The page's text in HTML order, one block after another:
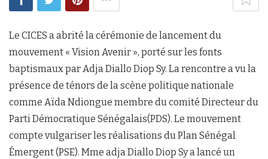
Le CICES a abrité la cérémonie de lancement du
mouvement « Vision Avenir », porté sur les fonts
baptismaux par Adja Diallo Diop Sy. La rencontre a vu la
présence de ténors de la scène politique nationale
comme Aïda Ndiongue membre du comité Directeur du
Parti Démocratique Sénégalais(PDS). Le mouvement
compte vulgariser les réalisations du Plan Sénégal
Émergent (PSE). Mme adja Diallo Diop Sy a lancé un